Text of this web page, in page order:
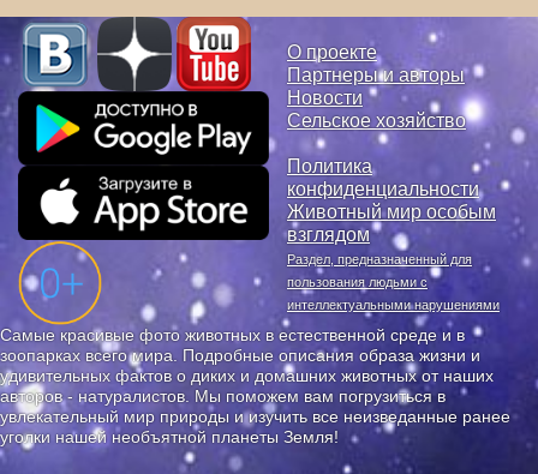
О проекте
Партнеры и авторы
Новости
Сельское хозяйство
Политика
конфиденциальности
Животный мир особым
взглядом
Раздел, предназначенный для
пользования людьми с
интеллектуальными нарушениями
Самые красивые фото животных в естественной среде и в
зоопарках всего мира. Подробные описания образа жизни и
удивительных фактов о диких и домашних животных от наших
авторов - натуралистов. Мы поможем вам погрузиться в
увлекательный мир природы и изучить все неизведанные ранее
уголки нашей необъятной планеты Земля!